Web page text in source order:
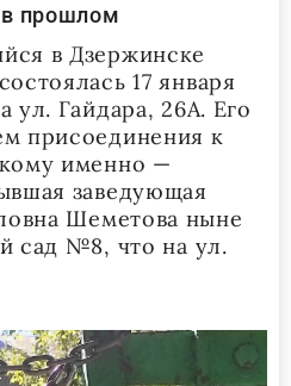
прошлом
в Дзержинске
17 января
Гайдара, 26А. Его
присоединения к
именно —
заведующая
Шеметова ныне
сад №8, что на ул.